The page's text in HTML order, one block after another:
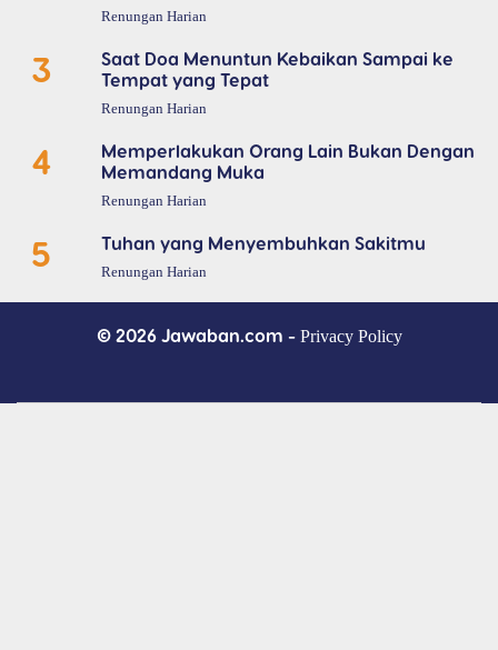
Renungan Harian
3
Saat Doa Menuntun Kebaikan Sampai ke
Tempat yang Tepat
Renungan Harian
4
Memperlakukan Orang Lain Bukan Dengan
Memandang Muka
Renungan Harian
5 Tuhan yang Menyembuhkan Sakitmu
Renungan Harian
© 2026 Jawaban.com - Privacy Policy